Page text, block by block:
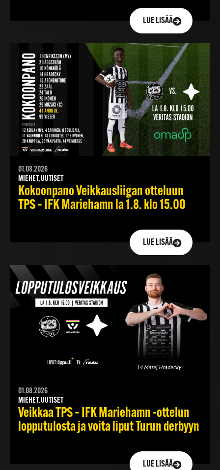
LUE LISÄÄ
01.08.2026
MIEHET, UUTISET
Kokoonpano Veikkausliigan otteluun
TPS – IFK Mariehamn la 1.8. klo 15.00
LUE LISÄÄ
01.08.2026
MIEHET, UUTISET
Veikkaa TPS – IFK Mariehamn -ottelun
lopputulosta ja voita liput Turun derbyyn
LUE LISÄÄ